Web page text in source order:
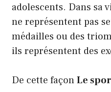
adolescents. Dans sa
ne représentent pas
médailles ou des
ils représentent des
De cette façonLe